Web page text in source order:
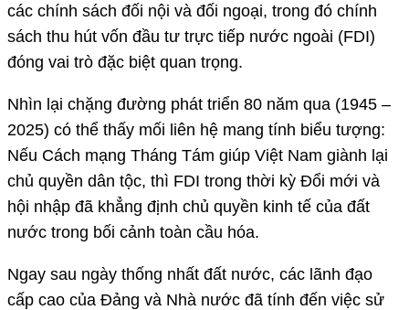
các chính sách đối nội và đối ngoại, trong đó chính
sách thu hút vốn đầu tư trực tiếp nước ngoài (FDI)
đóng vai trò đặc biệt quan trọng.
Nhìn lại chặng đường phát triển 80 năm qua (1945 –
2025) có thể thấy mối liên hệ mang tính biểu tượng:
Nếu Cách mạng Tháng Tám giúp Việt Nam giành lại
chủ quyền dân tộc, thì FDI trong thời kỳ Đổi mới và
hội nhập đã khẳng định chủ quyền kinh tế của đất
nước trong bối cảnh toàn cầu hóa.
Ngay sau ngày thống nhất đất nước, các lãnh đạo
cấp cao của Đảng và Nhà nước đã tính đến việc sử